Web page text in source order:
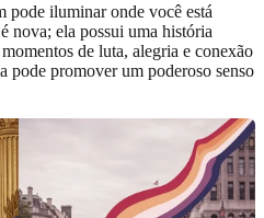
pode iluminar onde você está
nova; ela possui uma história
de luta, alegria e conexão
pode promover um poderoso senso